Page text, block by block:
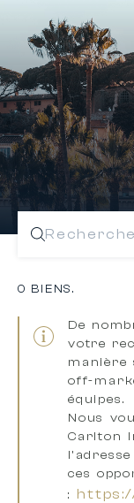
0 BIENS.
De
votre
manière
off-
équipes.
Nous
Carlton
ces
: